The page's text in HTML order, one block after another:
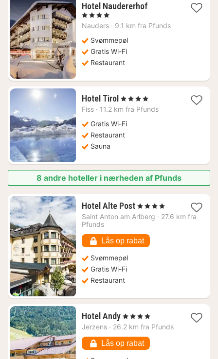
Hotel Naudererhof1
fra
, 4 Stjerner
Nauders · 9.1 km fra Pfunds
Svømmepøl
Gratis Wi-Fi
Restaurant
Hotel Tirol 1
nat
1900
kr.
, 4 Stjerner
Fiss · 11.2 km fra Pfunds
Gratis Wi-Fi
Restaurant
Sauna
8 andre hoteller i nærheden af Pfunds
Hotel Alte Post1
nat
kr.
, 4 Stjerner
Saint Anton am Arlberg · 27.6 km fra
Pfunds
Lås op rabat
Svømmepøl
Gratis Wi-Fi
Restaurant
Hotel Andy1
nat
1372
kr.
, 4 Stjerner
Jerzens · 26.2 km fra Pfunds
Lås op rabat